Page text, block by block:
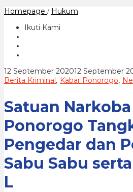
Homepage / Hukum
dan
Pemakaian
Sabu
Pil
L
Ikuti Kami
12 September 202012 September
Berita Kriminal, Kabar Ponorogo,
Satuan
Ponorogo
Pengedar dan
Sabu Sabu
L